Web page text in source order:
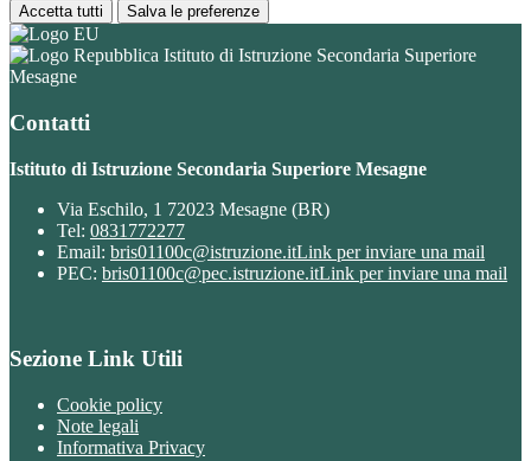
Accetta tutti Salva le preferenze
Istituto di Istruzione Secondaria Superiore
Mesagne
Contatti
Istituto di Istruzione Secondaria Superiore Mesagne
Via Eschilo, 1 72023 Mesagne (BR)
Tel: 0831772277
Email: bris01100c@istruzione.itLink per inviare una mail
PEC: bris01100c@pec.istruzione.itLink per inviare una mail
Sezione Link Utili
Cookie policy
Note legali
Informativa Privacy